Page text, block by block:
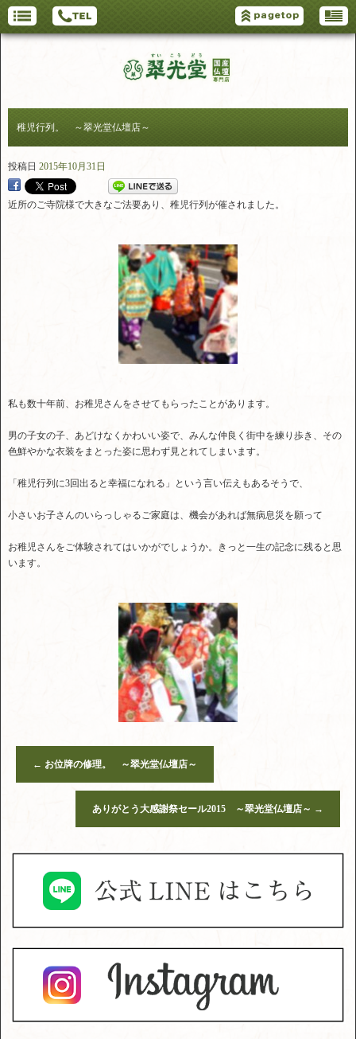
稚児行列。 ～翠光堂仏壇店～
投稿日 2015年10月31日
近所のご寺院様で大きなご法要あり、稚児行列が催されました。
私も数十年前、お稚児さんをさせてもらったことがあります。
男の子女の子、あどけなくかわいい姿で、みんな仲良く街中を練り歩き、その
色鮮やかな衣装をまとった姿に思わず見とれてしまいます。
「稚児行列に3回出ると幸福になれる」という言い伝えもあるそうで、
小さいお子さんのいらっしゃるご家庭は、機会があれば無病息災を願って
お稚児さんをご体験されてはいかがでしょうか。きっと一生の記念に残ると思
います。
← お位牌の修理。 ～翠光堂仏壇店～
ありがとう大感謝祭セール2015 ～翠光堂仏壇店～ →